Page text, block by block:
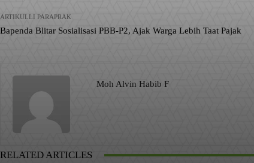
ARTIKULLI PARAPRAK
Bapenda Blitar Sosialisasi PBB-P2, Ajak Warga Lebih Taat Pajak
Moh Alvin Habib F
RELATED ARTICLES